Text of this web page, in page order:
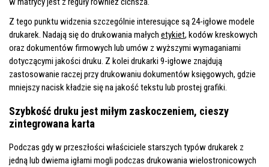
Z tego punktu widzenia szczególnie interesujące są 24-igłowe modele
drukarek. Nadają się do drukowania małych etykiet, kodów kreskowych
oraz dokumentów firmowych lub umów z wyższymi wymaganiami
dotyczącymi jakości druku. Z kolei drukarki 9-igłowe znajdują
zastosowanie raczej przy drukowaniu dokumentów księgowych, gdzie
mniejszy nacisk kładzie się na jakość tekstu lub prostej grafiki.
Szybkość druku jest miłym zaskoczeniem, cieszy
zintegrowana karta
Podczas gdy w przeszłości właściciele starszych typów drukarek z
jedną lub dwiema igłami mogli podczas drukowania wielostronicowych